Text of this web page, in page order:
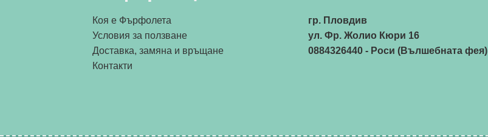
Коя е Фърфолета
Условия за ползване
Доставка, замяна и връщане
Контакти
гр. Пловдив
ул. Фр. Жолио Кюри 16
0884326440- Роси (Вълшебната фея)